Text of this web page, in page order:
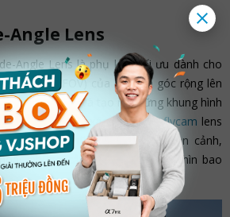
Angle Lens
Angle Lens là phụ kiện tối ưu dành cho
góc nhìn (FOV) của camera góc rộng lên
quay rộng hơn và tạo ra những khung hình
học chính xác,phụ kiện flycam lens
ghi lại những cảnh quay toàn cảnh,
những cảnh quay cần tầm nhìn bao